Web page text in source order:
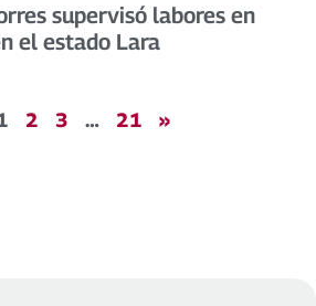
supervisó labores en
el estado Lara
2 3 … 21 »